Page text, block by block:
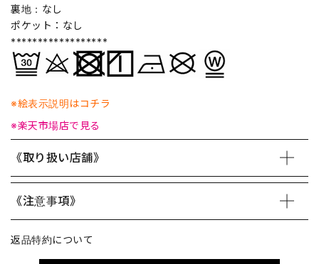
裏地：なし
ポケット：なし
******************
※絵表示説明はコチラ
※楽天市場店で見る
《取り扱い店舗》
《注意事項》
返品特約について